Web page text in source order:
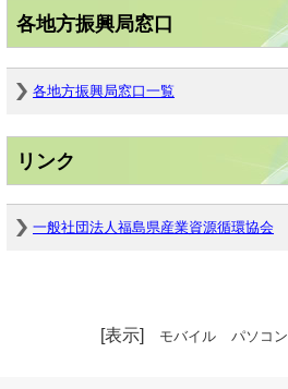
各地方振興局窓口
各地方振興局窓口一覧
リンク
一般社団法人福島県産業資源循環協会
[表示] モバイル パソコン